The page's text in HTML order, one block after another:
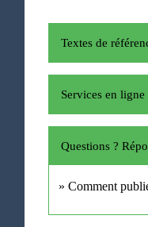
Textes de
Services en
Questions ?
Comment